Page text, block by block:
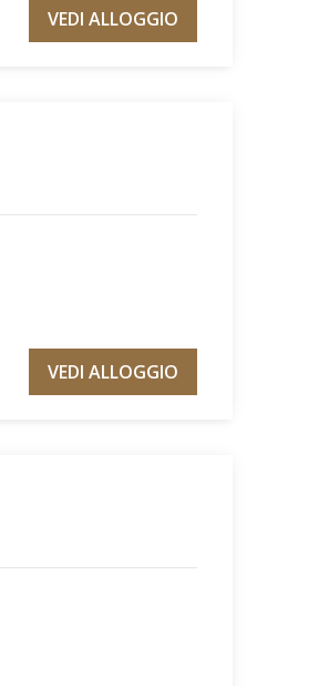
VEDI ALLOGGIO
VEDI ALLOGGIO